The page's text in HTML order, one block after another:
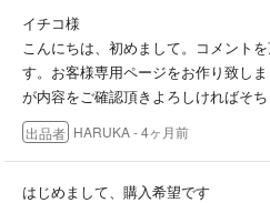
イチコ様
こんにちは、初めまして。コメント
す。お客様専用ページをお作り致し
が内容をご確認頂きよろしければそ
出品者 HARUKA- 4ヶ月前
はじめまして、購入希望です